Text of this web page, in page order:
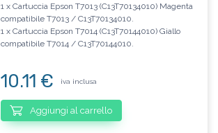
1 x Cartuccia Epson T7013 (C13T70134010) Magenta
compatibile T7013 / C13T70134010.
1 x Cartuccia Epson T7014 (C13T70144010) Giallo
compatibile T7014 / C13T70144010.
10.11 € iva inclusa
Aggiungi al carrello